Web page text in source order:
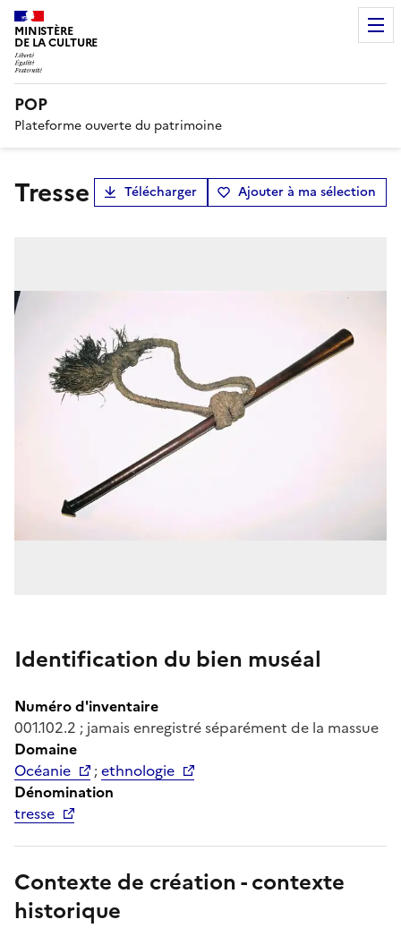
MINISTÈRE
DE LA CULTURE
POP
Plateforme ouverte du patrimoine
tresse Télécharger Ajouter à ma sélection
Identification du bien muséal
Numéro d'inventaire
001.102.2 ; jamais enregistré séparément de la massue
Domaine
Océanie
;ethnologie
Dénomination
tresse
Contexte de création - contexte
historique